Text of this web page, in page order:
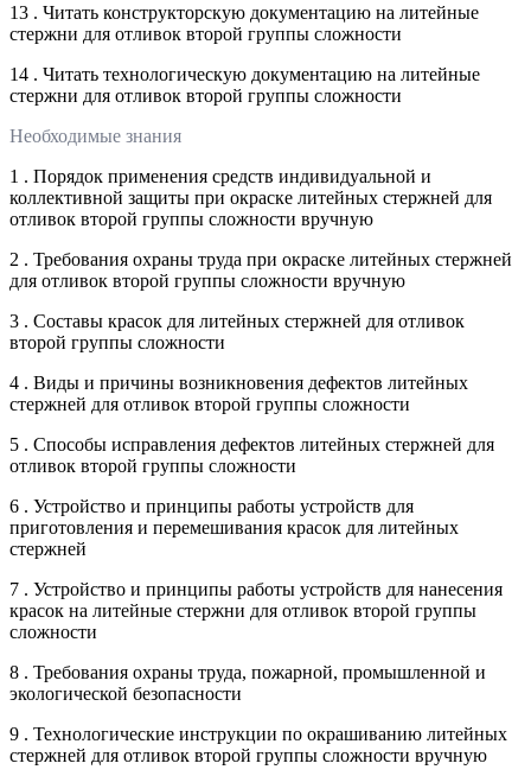
13 . Читать конструкторскую документацию на литейные
стержни для отливок второй группы сложности
14 . Читать технологическую документацию на литейные
стержни для отливок второй группы сложности
Необходимые знания
1 . Порядок применения средств индивидуальной и
коллективной защиты при окраске литейных стержней для
отливок второй группы сложности вручную
2 . Требования охраны труда при окраске литейных стержней
для отливок второй группы сложности вручную
3 . Составы красок для литейных стержней для отливок
второй группы сложности
4 . Виды и причины возникновения дефектов литейных
стержней для отливок второй группы сложности
5 . Способы исправления дефектов литейных стержней для
отливок второй группы сложности
6 . Устройство и принципы работы устройств для
приготовления и перемешивания красок для литейных
стержней
7 . Устройство и принципы работы устройств для нанесения
красок на литейные стержни для отливок второй группы
сложности
8 . Требования охраны труда, пожарной, промышленной и
экологической безопасности
9 . Технологические инструкции по окрашиванию литейных
стержней для отливок второй группы сложности вручную